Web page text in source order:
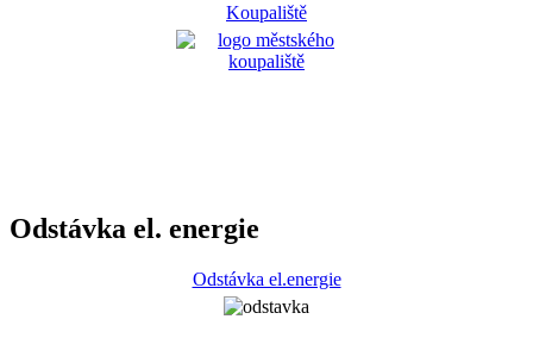
Koupaliště
Odstávka el. energie
Odstávka el.energie